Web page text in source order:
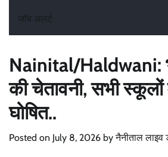
जॉब अलर्ट
Nainital/Haldwani:
की चेतावनी, सभी
घोषित..
Posted on July 8, 2026 byनैनीताल